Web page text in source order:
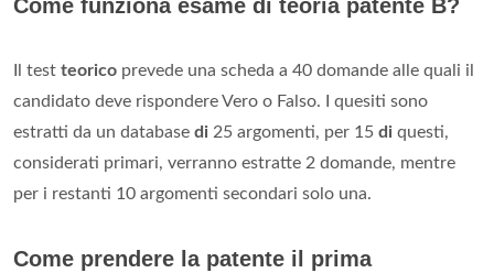
Come funziona esame di teoria patente B?
Il test teorico prevede una scheda a 40 domande alle quali il
candidato deve rispondere Vero o Falso. I quesiti sono
estratti da un database di 25 argomenti, per 15 di questi,
considerati primari, verranno estratte 2 domande, mentre
per i restanti 10 argomenti secondari solo una.
Come prendere la patente il prima